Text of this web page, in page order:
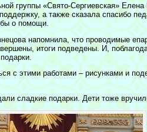
группы «Свято-Сергиевская»
а также сказала спасибо
о помощи.
напомнила, что проводимые
итоги подведены. И,
с этими работами – рисунками и
сладкие подарки. Дети тоже